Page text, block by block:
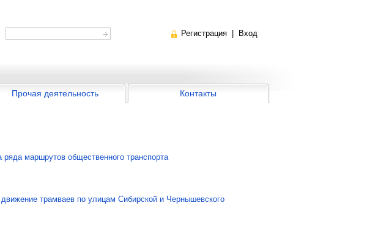
Регистрация Вход
Прочая деятельность Контакты
маршрутов общественного транспорта
трамваев по улицам Сибирской и Чернышевского